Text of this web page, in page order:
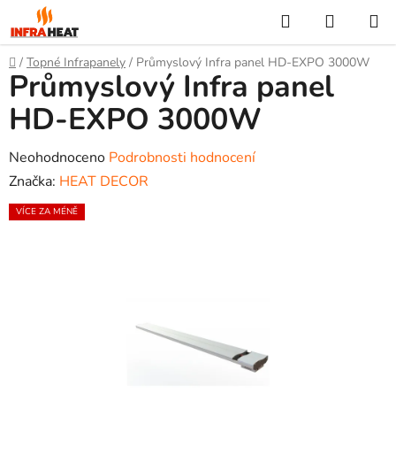
na
obsah
Hledat
KOŠÍK
Domů
/ Topné Infrapanely / Průmyslový Infra panel HD-EXPO 3000W
Průmyslový Infra panel
HD-EXPO 3000W
Průměrné
hodnocení
produktu
Neohodnoceno Podrobnosti hodnocení
Značka: HEAT DECOR
VÍCE ZA MÉNĚ